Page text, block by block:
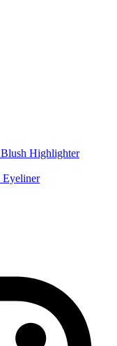
Blush Highlighter
Eyeliner